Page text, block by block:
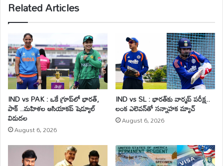
Related Articles
IND vs PAK : ఒకే గ్రూప్‌లో భారత్,
పాక్ ..మహిళల ఆసియాకప్ షెడ్యూల్
విడుదల
August 6, 2026
IND vs SL : భారత్‌కు వార్మప్ పరీక్ష..
లంక ఎలెవన్‌తో సన్నాహక మ్యాచ్
August 6, 2026